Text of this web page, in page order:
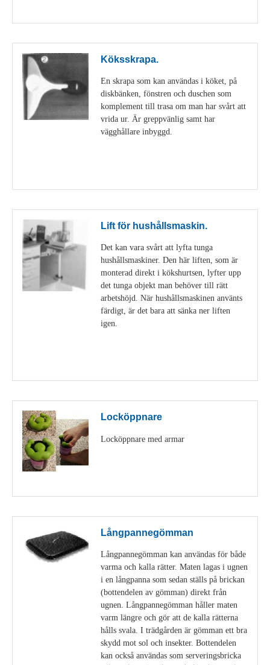
Köksskrapa.
En skrapa som kan användas i köket, på
diskbänken, fönstren och duschen som
komplement till trasa om man har svårt att
vrida ur. Är greppvänlig samt har
vägghållare inbyggd.
Lift för hushållsmaskin.
Det kan vara svårt att lyfta tunga
hushållsmaskiner. Den här liften, som är
monterad direkt i kökshurtsen, lyfter upp
det tunga objekt man behöver till rätt
arbetshöjd. När hushållsmaskinen använts
färdigt, är det bara att sänka ner liften
igen.
Locköppnare
Locköppnare med armar
Långpannegömman
Långpannegömman kan användas för både
varma och kalla rätter. Maten lagas i ugnen
i en långpanna som sedan ställs på brickan
(bottendelen av gömman) direkt från
ugnen. Långpannegömman håller maten
varm längre och gör att de kalla rätterna
hålls svala. I trädgården är gömman ett bra
skydd mot sol och insekter. Bottendelen
kan också användas som serveringsbricka